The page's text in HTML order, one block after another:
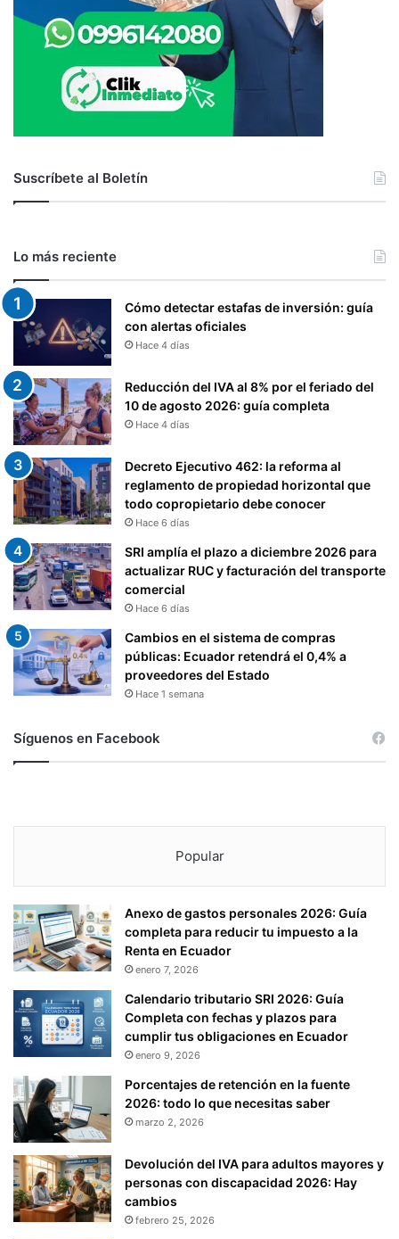
Suscríbete al Boletín
Lo más reciente
Cómo detectar estafas de inversión: guía
con alertas oficiales
Hace 4 días
Reducción del IVA al 8% por el feriado del
10 de agosto 2026: guía completa
Hace 4 días
Decreto Ejecutivo 462: la reforma al
reglamento de propiedad horizontal que
todo copropietario debe conocer
Hace 6 días
SRI amplía el plazo a diciembre 2026 para
actualizar RUC y facturación del transporte
comercial
Hace 6 días
Cambios en el sistema de compras
públicas: Ecuador retendrá el 0,4% a
proveedores del Estado
Hace 1 semana
Síguenos en Facebook
Popular
Anexo de gastos personales 2026: Guía
completa para reducir tu impuesto a la
Renta en Ecuador
enero 7, 2026
Calendario tributario SRI 2026: Guía
Completa con fechas y plazos para
cumplir tus obligaciones en Ecuador
enero 9, 2026
Porcentajes de retención en la fuente
2026: todo lo que necesitas saber
marzo 2, 2026
Devolución del IVA para adultos mayores y
personas con discapacidad 2026: Hay
cambios
febrero 25, 2026